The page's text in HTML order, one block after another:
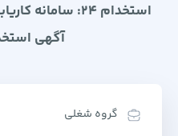
استخدام 24: سامانه کاریابی آنلاین
آگهی
گروه شغلی